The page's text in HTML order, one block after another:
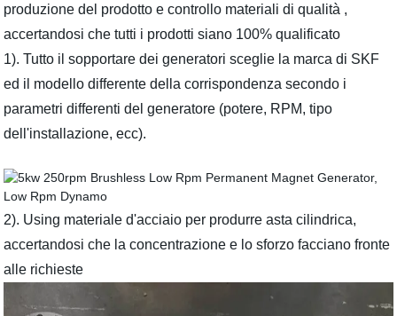
produzione del prodotto e controllo materiali di qualità ,
accertandosi che tutti i prodotti siano 100% qualificato
1). Tutto il sopportare dei generatori sceglie la marca di SKF
ed il modello differente della corrispondenza secondo i
parametri differenti del generatore (potere, RPM, tipo
dell'installazione, ecc).
2). Using materiale d'acciaio per produrre asta cilindrica,
accertandosi che la concentrazione e lo sforzo facciano fronte
alle richieste